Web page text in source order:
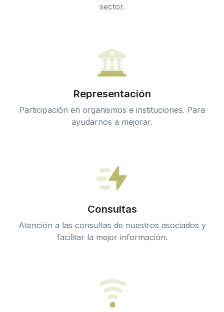
sector.
Representación
Participación en organismos e instituciones. Para
ayudarnos a mejorar.
Consultas
Atención a las consultas de nuestros asociados y
facilitar la mejor información.